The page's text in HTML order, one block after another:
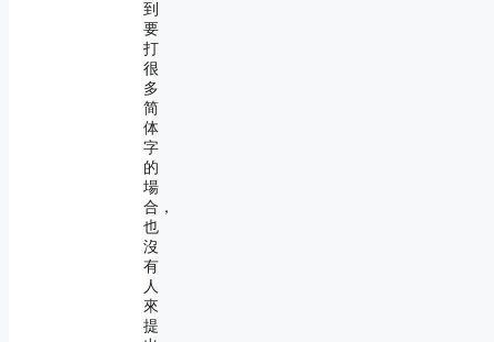
到
要
打
很
多
简
体
字
的
場
合，
也
沒
有
人
來
提